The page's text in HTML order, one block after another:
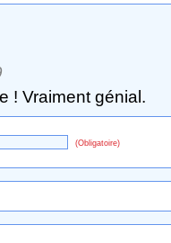
! Vraiment génial.
(Obligatoire)